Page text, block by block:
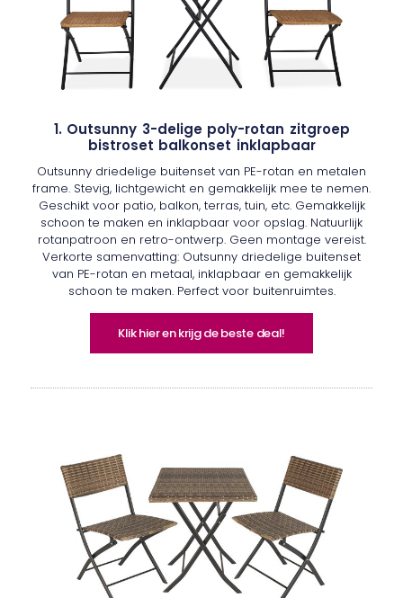
1. Outsunny 3-delige poly-rotan zitgroep
bistroset balkonset inklapbaar
Outsunny driedelige buitenset van PE-rotan en metalen
frame. Stevig, lichtgewicht en gemakkelijk mee te nemen.
Geschikt voor patio, balkon, terras, tuin, etc. Gemakkelijk
schoon te maken en inklapbaar voor opslag. Natuurlijk
rotanpatroon en retro-ontwerp. Geen montage vereist.
Verkorte samenvatting: Outsunny driedelige buitenset
van PE-rotan en metaal, inklapbaar en gemakkelijk
schoon te maken. Perfect voor buitenruimtes.
Klik hier en krijg de beste deal!